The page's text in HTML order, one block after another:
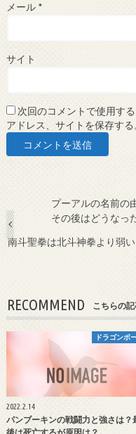
メール *
サイト
次回のコメントで使用す
アドレス、サイトを保存する
プーアルの名前の
その後はどうなっ
南斗聖拳は北斗神拳より弱
RECOMMEND こちらの記
ドラゴンボ
2022.2.14
パンブーキンの戦闘力と強さは？